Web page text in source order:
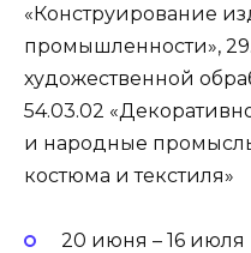
«Конструирование
промышленности»,
художественной
54.03.02
и народные
костюма и текстиля»
20 июня – 16 июля